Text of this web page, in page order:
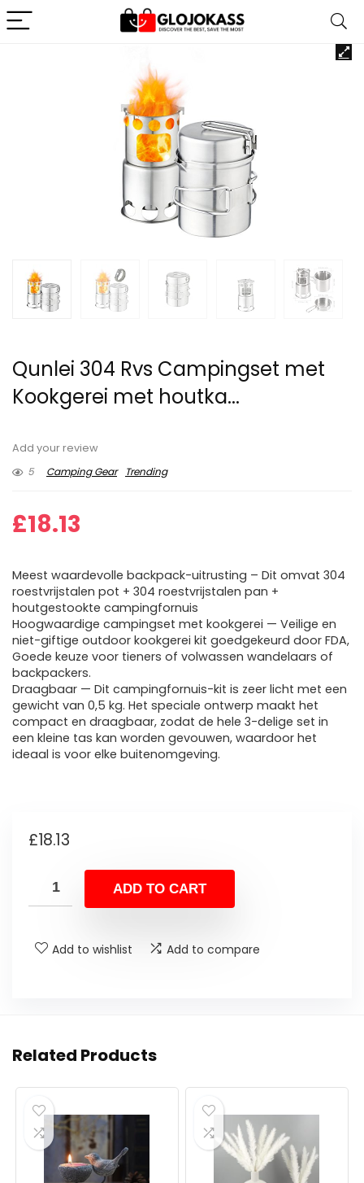
Qunlei 304 Rvs Campingset met
Kookgerei met houtka...
Add your review
5
Camping Gear Trending
£18.13
Meest waardevolle backpack-uitrusting – Dit omvat 304
roestvrijstalen pot + 304 roestvrijstalen pan +
houtgestookte campingfornuis
Hoogwaardige campingset met kookgerei — Veilige en
niet-giftige outdoor kookgerei kit goedgekeurd door FDA,
Goede keuze voor tieners of volwassen wandelaars of
backpackers.
Draagbaar — Dit campingfornuis-kit is zeer licht met een
gewicht van 0,5 kg. Het speciale ontwerp maakt het
compact en draagbaar, zodat de hele 3-delige set in
een kleine tas kan worden gevouwen, waardoor het
ideaal is voor elke buitenomgeving.
£18.13
ADD TO CART
Add to wishlist Add to compare
Related Products